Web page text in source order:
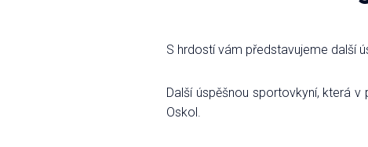
S hrdostí vám představujeme další
Další úspěšnou sportovkyní, která
Oskol.